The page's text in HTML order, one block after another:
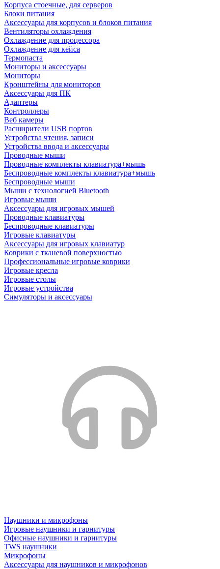
Корпуса стоечные, для серверов
Блоки питания
Аксессуары для корпусов и блоков питания
Вентиляторы охлаждения
Охлаждение для процессора
Охлаждение для кейса
Термопаста
Мониторы и аксессуары
Мониторы
Кронштейны для мониторов
Аксессуары для ПК
Адаптеры
Контроллеры
Веб камеры
Расширители USB портов
Устройства чтения, записи
Устройства ввода и аксессуары
Проводные мыши
Проводные комплекты клавиатура+мышь
Беспроводные комплекты клавиатура+мышь
Беспроводные мыши
Мыши с технологией Bluetooth
Игровые мыши
Аксессуары для игровых мышей
Проводные клавиатуры
Беспроводные клавиатуры
Игровые клавиатуры
Аксессуары для игровых клавиатур
Коврики с тканевой поверхностью
Профессиональные игровые коврики
Игровые кресла
Игровые столы
Игровые устройства
Симуляторы и аксессуары
Наушники и микрофоны
Игровые наушники и гарнитуры
Офисные наушники и гарнитуры
TWS наушники
Микрофоны
Аксессуары для наушников и микрофонов